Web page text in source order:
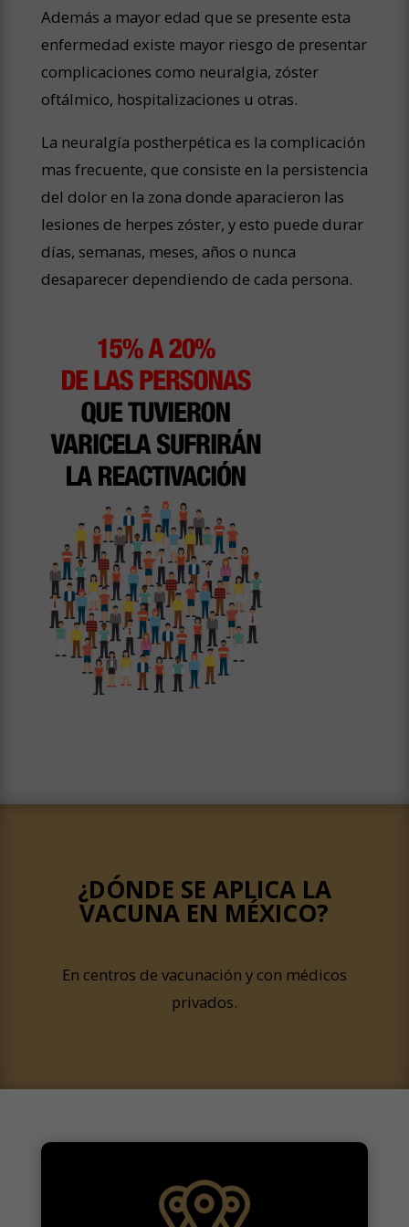
Además a mayor edad que se presente esta
enfermedad existe mayor riesgo de presentar
complicaciones como neuralgia, zóster
oftálmico, hospitalizaciones u otras.
La neuralgía postherpética es la complicación
mas frecuente, que consiste en la persistencia
del dolor en la zona donde aparacieron las
lesiones de herpes zóster, y esto puede durar
días, semanas, meses, años o nunca
desaparecer dependiendo de cada persona.
¿DÓNDE SE APLICA LA
VACUNA EN MÉXICO?
En centros de vacunación y con médicos
privados.